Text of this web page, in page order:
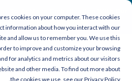
cookies on your computer. These cookies
information about how you interact with our
and allow us to remember you. We use this
to improve and customize your browsing
for analytics and metrics about our visitors
and other media. To find out more about
the cookies we use, see our Privacy Policy.
To Achieve Emiratization With Our